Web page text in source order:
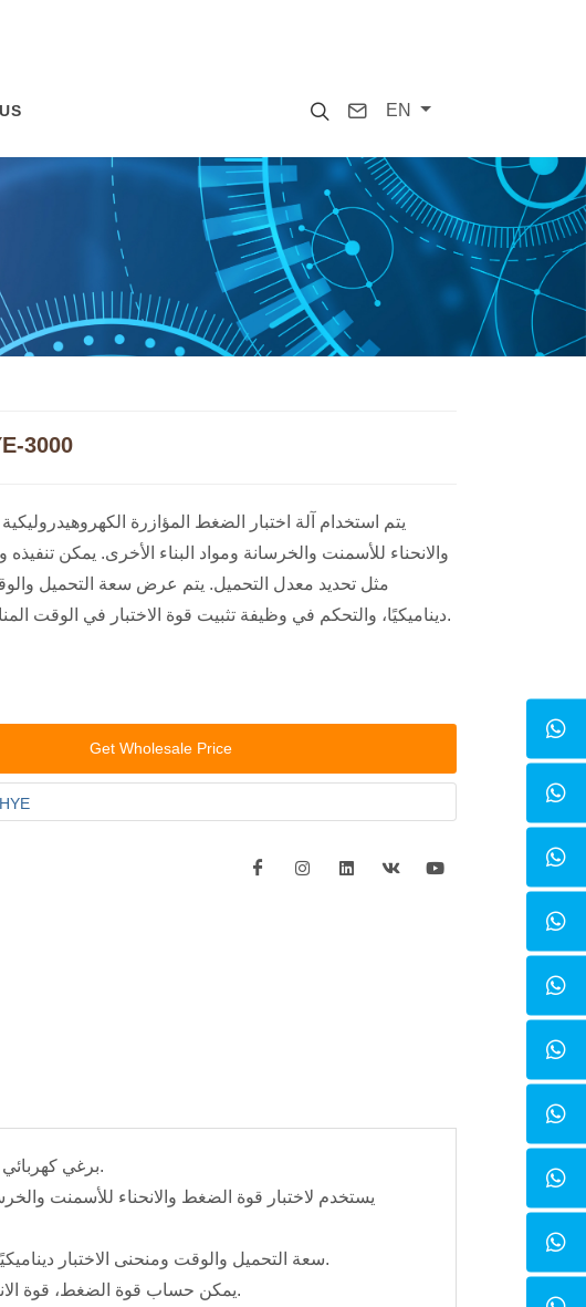
SearchContact
EN
3000
يتم استخدام آلة اختبار الضغط المؤازرة
والانحناء للأسمنت والخرسانة ومواد البناء الأخرى. يمكن تنفيذه
مثل تحديد معدل التحميل. يتم عرض سعة التحميل
ديناميكيًا، والتحكم في وظيفة تثبيت قوة الاختبار في الوقت المناسب والحد الأقصى.
Get Wholesale Price
سلسلة HYE
برغي كهربائي لضبط مساحة الضغط، تكنولوجيا المؤازرة الكهروهيدروليكية، التحكم تلقائيًا.
يستخدم لاختبار قوة الضغط والانحناء للأسمنت
سعة التحميل والوقت ومنحنى الاختبار ديناميكيًا، والتحكم في وظيفة تثبيت قوة الاختبار في الوقت المناسب والحد الأقصى.
يمكن حساب قوة الضغط، قوة الانثناء وبيانات اختبار الميكانيكا الأخرى وطباعتها بواسطة برنامج التحكم تلقائيًا.